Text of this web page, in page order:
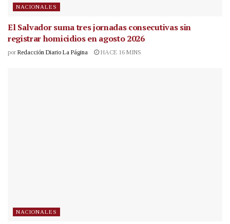
NACIONALES
El Salvador suma tres jornadas consecutivas sin
registrar homicidios en agosto 2026
por Redacción Diario La Página HACE 16 MINS
NACIONALES